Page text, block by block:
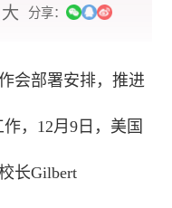
大 分享：
会部署安排，推进
，12月9日，美国
长Gilbert